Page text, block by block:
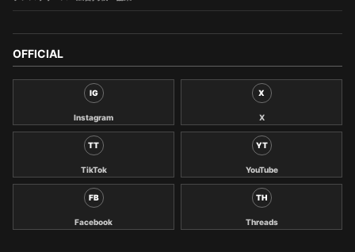
OFFICIAL
IG
Instagram
X
X
TT
TikTok
YT
YouTube
FB
Facebook
TH
Threads